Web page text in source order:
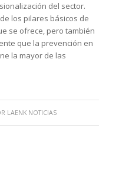
del sector.
los pilares básicos de
se ofrece, pero también
que la prevención en
la mayor de las
LAENK NOTICIAS